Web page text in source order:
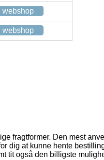
webshop
webshop
fragtformer. Den mest
dig at kunne hente
tit også den billigste